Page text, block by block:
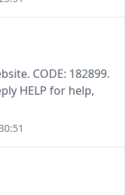
CODE: 182899.
HELP for help,